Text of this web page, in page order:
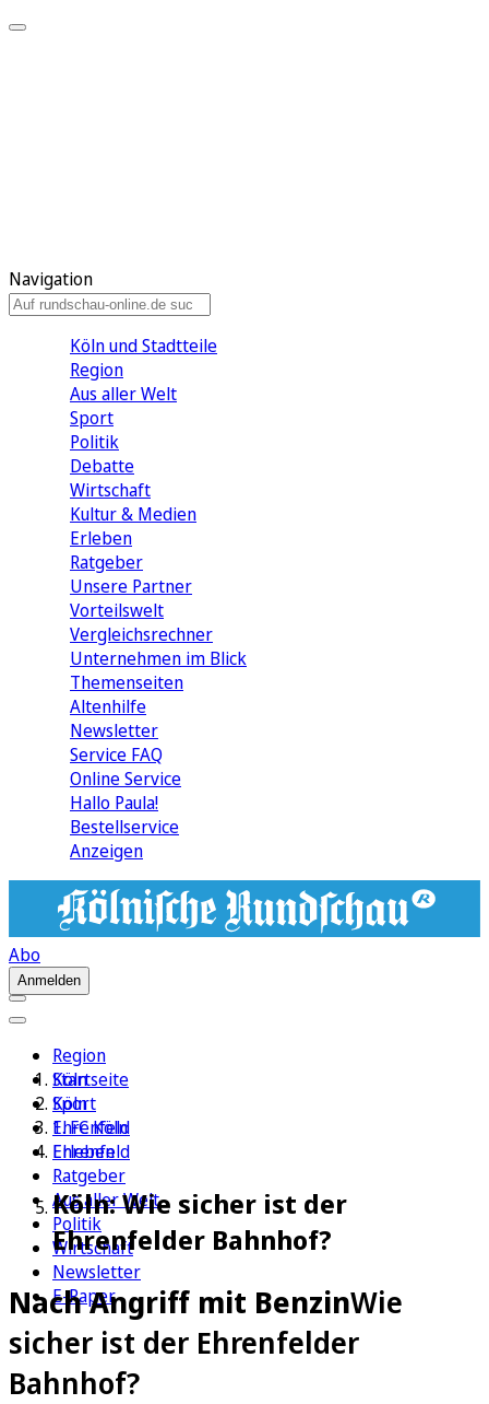
Navigation
Köln und Stadtteile
Region
Aus aller Welt
Sport
Politik
Debatte
Wirtschaft
Kultur & Medien
Erleben
Ratgeber
Unsere Partner
Vorteilswelt
Vergleichsrechner
Unternehmen im Blick
Themenseiten
Altenhilfe
Newsletter
Service FAQ
Online Service
Hallo Paula!
Bestellservice
Anzeigen
Abo
Anmelden
Region
Köln
Sport
1. FC Köln
Erleben
Ratgeber
Aus aller Welt
Politik
Wirtschaft
Newsletter
E-Paper
Startseite
Köln
Ehrenfeld
Ehrenfeld
Köln: Wie sicher ist der
Ehrenfelder Bahnhof?
Nach Angriff mit BenzinWie
sicher ist der Ehrenfelder
Bahnhof?